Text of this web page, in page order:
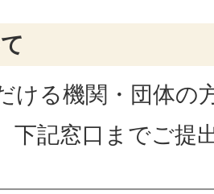
ける機関・団体の
下記窓口までご提